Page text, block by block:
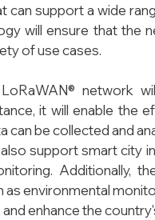
can support a wide
will ensure that the
of use cases.
network
it will enable the
can be collected and
support smart city
Additionally,
as environmental
enhance the